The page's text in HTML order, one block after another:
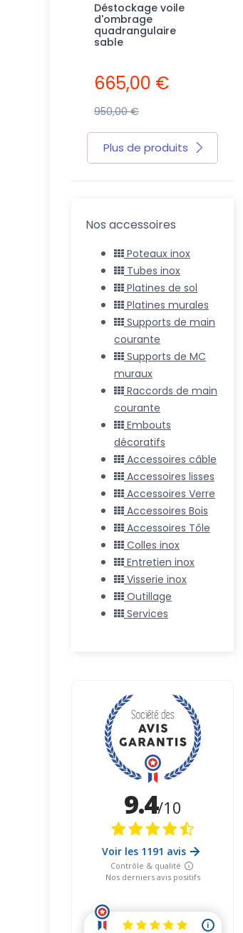
Déstockage voile
d'ombrage
quadrangulaire
sable
665,00 €
950,00 €
Plus de produits
Nos accessoires
Poteaux inox
Tubes inox
Platines de sol
Platines murales
Supports de main
courante
Supports de MC
muraux
Raccords de main
courante
Embouts
décoratifs
Accessoires câble
Accessoires lisses
Accessoires Verre
Accessoires Bois
Accessoires Tôle
Colles inox
Entretien inox
Visserie inox
Outillage
Services